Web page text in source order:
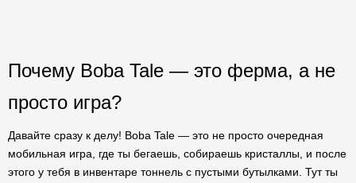
Почему Boba Tale — это ферма, а не
просто игра?
Давайте сразу к делу! Boba Tale — это не просто очередная
мобильная игра, где ты бегаешь, собираешь кристаллы, и после
этого у тебя в инвентаре тоннель с пустыми бутылками. Тут ты